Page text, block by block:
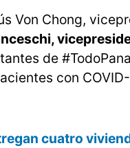
Von Chong,
de
con
cuatro